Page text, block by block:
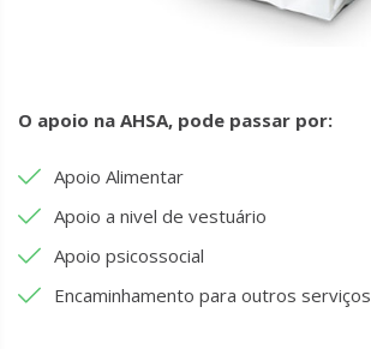
O apoio na AHSA, pode passar por:
Apoio Alimentar
Apoio a nivel de vestuário
Apoio psicossocial
Encaminhamento para outros serviços